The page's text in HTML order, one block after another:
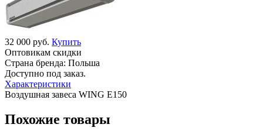
32 000 руб. Купить
Оптовикам скидки
Страна бренда: Польша
Доступно под заказ.
Характеристики
Воздушная завеса WING E150
Похожие товары